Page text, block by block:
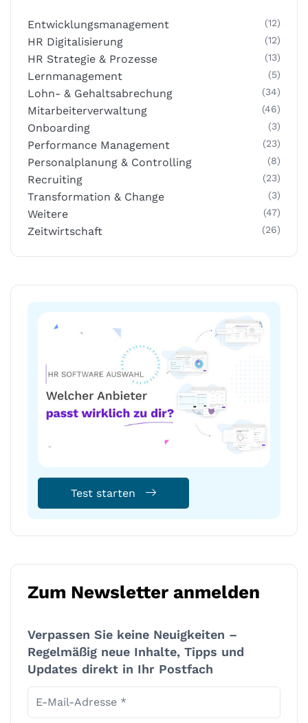
Entwicklungsmanagement (12)
HR Digitalisierung (12)
HR Strategie & Prozesse (13)
Lernmanagement (5)
Lohn- & Gehaltsabrechung (34)
Mitarbeiterverwaltung (46)
Onboarding (3)
Performance Management (23)
Personalplanung & Controlling (8)
Recruiting (23)
Transformation & Change (3)
Weitere (47)
Zeitwirtschaft (26)
Test starten
Zum Newsletter anmelden
Verpassen Sie keine Neuigkeiten –
Regelmäßig neue Inhalte, Tipps und
Updates direkt in Ihr Postfach